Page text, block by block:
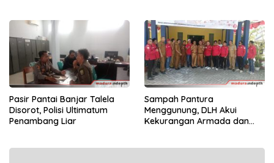
Pasir Pantai Banjar Talela
Disorot, Polisi Ultimatum
Penambang Liar
Sampah Pantura
Menggunung, DLH Akui
Kekurangan Armada dan